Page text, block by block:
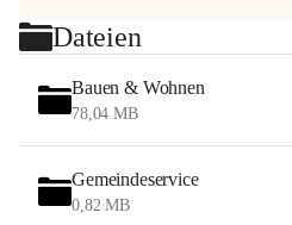
Dateien
Bauen & Wohnen
78,04 MB
Gemeindeservice
0,82 MB